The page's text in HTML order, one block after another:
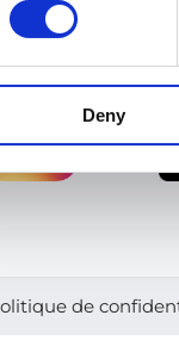
Deny
LES
de